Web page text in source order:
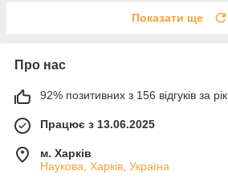
Показати ще
Про нас
92% позитивних з 156 відгуків за рік
Працює з 13.06.2025
м. Харків
Наукова, Харків, Україна